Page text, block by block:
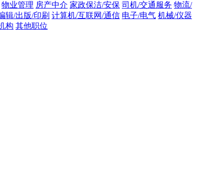
物业管理 房产中介 家政保洁/安保 司机/交通服务 物流/
辑/出版/印刷 计算机/互联网/通信 电子/电气 机械/仪器
构 其他职位